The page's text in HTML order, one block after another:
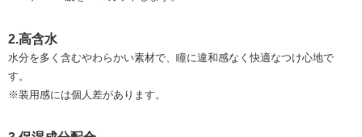
2.高含水
水分を多く含むやわらかい素材で、瞳に違和感なく快適なつけ心地で
す。
※装用感には個人差があります。